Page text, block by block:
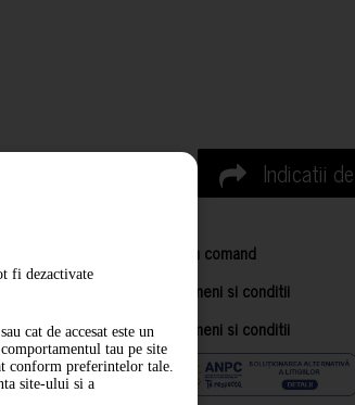
Indicatii
Cum comand
Termeni si conditii
Termeni si conditii
fi dezactivate
cat de accesat este un
tau pe site
conform preferintelor tale.
site-ului si a